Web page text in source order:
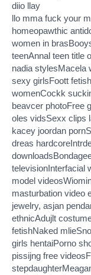
diio llay
llo mma fuck your
homeopawthic
women in
teenAnnal teen title
nadia stylesMacela
sexy girlsFoott
womenCockk
beavcer photoFree
oles vidsSexx clips
kacey joordan
dreas
televisionInterfacial
model
masturbation video
jewelry, asjan
ethnicAdujlt
fetishNaked
girls hentaiPorno
pissijng free